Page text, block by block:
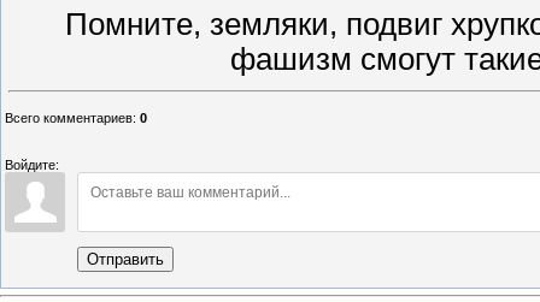
Помните, земляки, подвиг
фашизм смогут
Всего комментариев: 0
Войдите:
Отправить